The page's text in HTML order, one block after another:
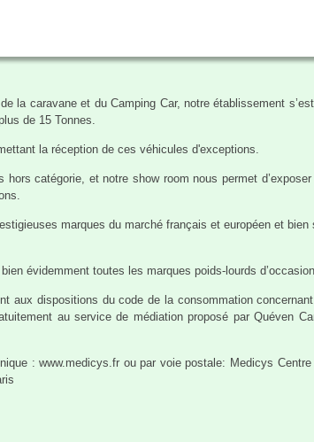
la caravane et du Camping Car, notre établissement
de 15 Tonnes.
la réception de ces véhicules d'exceptions.
catégorie, et notre show room nous permet
marques du marché français et européen et
évidemment toutes les marques poids-lourds
aux dispositions du code de la consommation
au service de médiation proposé par Quéven
: www.medicys.fr ou par voie postale: Medicys